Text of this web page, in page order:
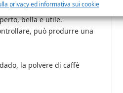
privacy ed informativa sui cookie
bella e utile.
può produrre una
la polvere di caffè